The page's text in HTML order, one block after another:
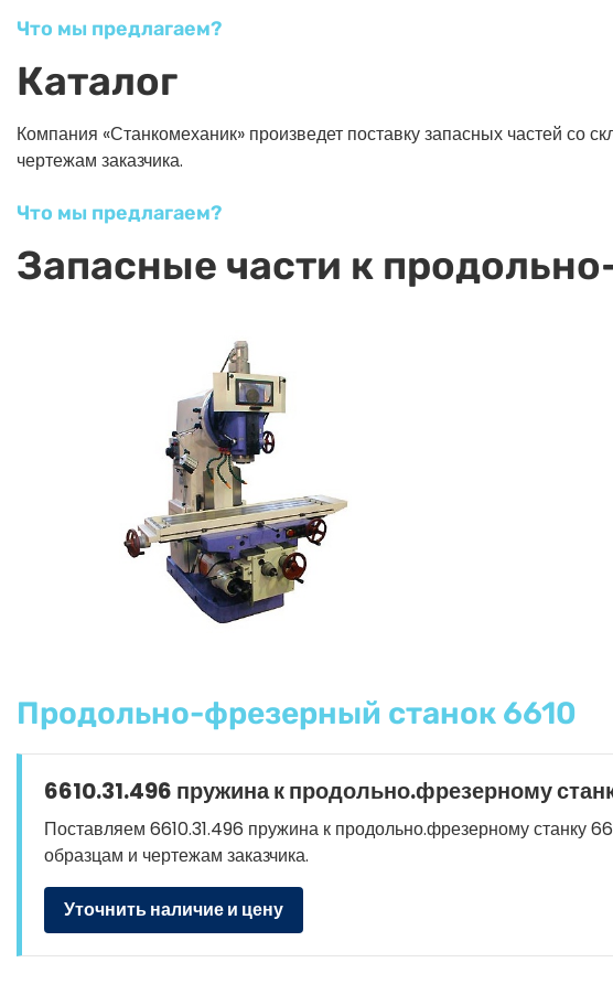
Что мы предлагаем?
Каталог
Компания «Станкомеханик» произведет поставку запасных частей со
чертежам заказчика.
Что мы предлагаем?
Запасные части к
Продольно-фрезерный станок 6610
6610.31.496 пружина к продольно.фрезерному
Поставляем 6610.31.496 пружина к продольно.фрезерному станку
образцам и чертежам заказчика.
Уточнить наличие и цену